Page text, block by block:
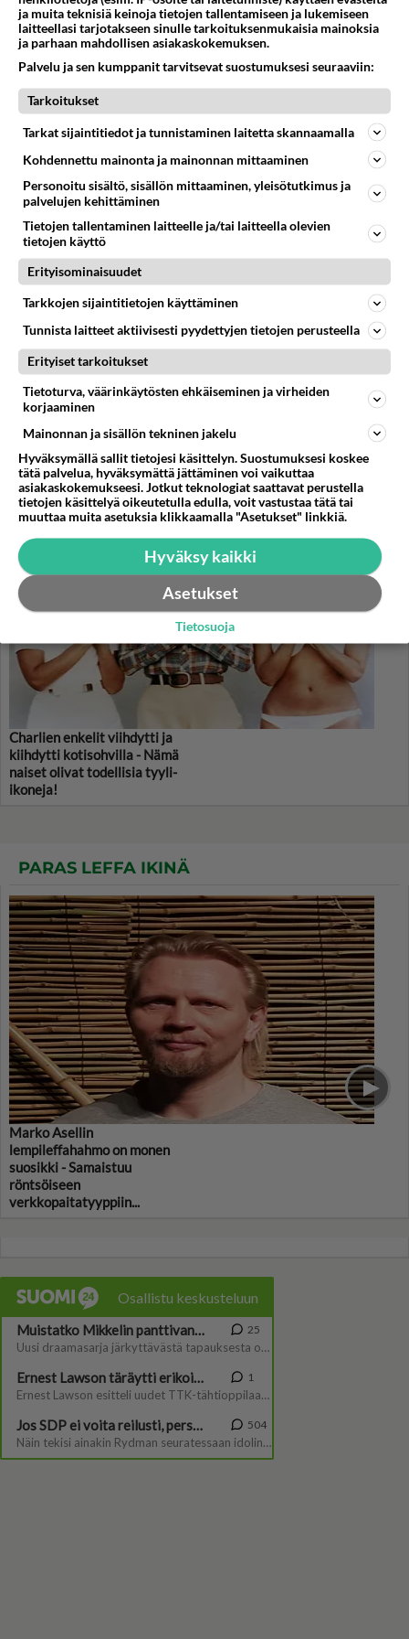
kun se on pehmeää ja hieman
murumaista.
Saaristolaisleipä on aika tuju
eväs.
HOROSKOOPPI
7.8.2026
Valitse oma tähtimerkkisi ja lue päivän horoskooppi!
KASARI
Charlien enkelit viihdytti ja
kiihdytti kotisohvilla - Nämä
naiset olivat todellisia tyyli-
ikoneja!
PARAS LEFFA IKINÄ
Marko Asellin
lempileffahahmo on monen
suosikki - Samaistuu
röntsöiseen
verkkopaitatyyppiin...
ja muita teknisiä keinoja tietojen tallentamiseen ja lukemiseen
laitteellasi tarjotakseen sinulle tarkoituksenmukaisia mainoksia
ja parhaan mahdollisen asiakaskokemuksen.
Palvelu ja sen kumppanit tarvitsevat suostumuksesi seuraaviin:
Tarkoitukset
Tarkat sijaintitiedot ja tunnistaminen laitetta skannaamalla
Kohdennettu mainonta ja mainonnan mittaaminen
Personoitu sisältö, sisällön mittaaminen, yleisötutkimus ja
palvelujen kehittäminen
Tietojen tallentaminen laitteelle ja/tai laitteella olevien
tietojen käyttö
Erityisominaisuudet
Tarkkojen sijaintitietojen käyttäminen
Tunnista laitteet aktiivisesti pyydettyjen tietojen perusteella
Erityiset tarkoitukset
Tietoturva, väärinkäytösten ehkäiseminen ja virheiden
korjaaminen
Mainonnan ja sisällön tekninen jakelu
Hyväksymällä sallit tietojesi käsittelyn. Suostumuksesi koskee
tätä palvelua, hyväksymättä jättäminen voi vaikuttaa
asiakaskokemukseesi. Jotkut teknologiat saattavat perustella
tietojen käsittelyä oikeutetulla edulla, voit vastustaa tätä tai
muuttaa muita asetuksia klikkaamalla "Asetukset" linkkiä.
Hyväksy kaikki
Asetukset
Tietosuoja